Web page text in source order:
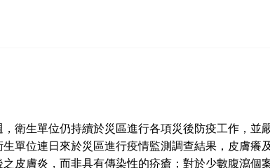
衛生單位仍持續於災區進行各項災後防疫工作，並
單位連日來於災區進行疫情監測調查結果，皮膚癢
皮膚炎，而非具有傳染性的疥瘡；對於少數腹瀉個